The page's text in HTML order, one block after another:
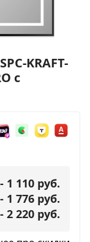
KRAFT-
с
- 1 110 руб.
- 1 776 руб.
- 2 220 руб.